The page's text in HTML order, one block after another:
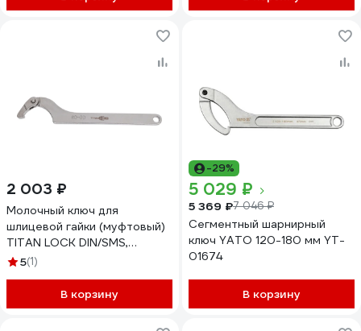
2 003 ₽
Молочный ключ для
шлицевой гайки (муфтовый)
TITAN LOCK DIN/SMS,
нержавеющая сталь, DN25-
5(1)
В корзину
-29%
5 029 ₽
5 369 ₽7 046 ₽
Сегментный шарнирный
ключ YATO 120-180 мм YT-
01674
В корзину